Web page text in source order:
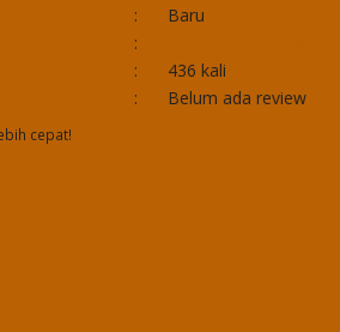
:
Baru
:
:
436 kali
: Belum ada review
cepat!